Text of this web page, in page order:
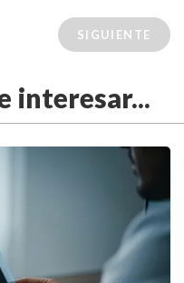
SIGUIENTE
interesar...